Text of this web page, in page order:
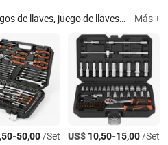
herramientas para reparación de automóviles, herramientas para reparación de autos, herramientas de reparación automotriz, juego de herramientas para reparación de autos, juegos de herramientas manuales, juego de destornilladores Más +
-50,00/Set US$ 10,50-15,00/Set